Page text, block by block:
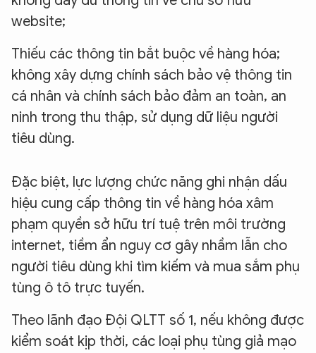
website;
Thiếu các thông tin bắt buộc về hàng hóa;
không xây dựng chính sách bảo vệ thông tin
cá nhân và chính sách bảo đảm an toàn, an
ninh trong thu thập, sử dụng dữ liệu người
tiêu dùng.
Đặc biệt, lực lượng chức năng ghi nhận dấu
hiệu cung cấp thông tin về hàng hóa xâm
phạm quyền sở hữu trí tuệ trên môi trường
internet, tiềm ẩn nguy cơ gây nhầm lẫn cho
người tiêu dùng khi tìm kiếm và mua sắm phụ
tùng ô tô trực tuyến.
Theo lãnh đạo Đội QLTT số 1, nếu không được
kiểm soát kịp thời, các loại phụ tùng giả mạo